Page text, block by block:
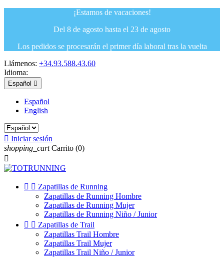
¡Estamos de vacaciones!
Del 8 de agosto hasta el 23 de agosto
Los pedidos se procesarán el primer día laboral tras la vuelta
Llámenos: +34.93.588.43.60
Idioma:
Español 
Español
English
 Iniciar sesión
shopping_cart Carrito (0)

  Zapatillas de Running
Zapatillas de Running Hombre
Zapatillas de Running Mujer
Zapatillas de Running Niño / Junior
  Zapatillas de Trail
Zapatillas Trail Hombre
Zapatillas Trail Mujer
Zapatillas Trail Niño / Junior